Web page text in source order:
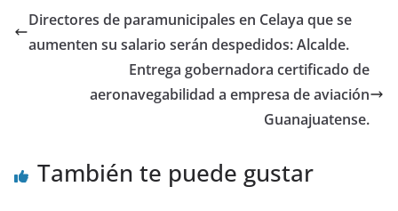
o
o
p
p
n
Directores de paramunicipales en Celaya que se
aumenten su salario serán despedidos: Alcalde.
Entrega gobernadora certificado de
aeronavegabilidad a empresa de aviación
Guanajuatense.
También te puede gustar